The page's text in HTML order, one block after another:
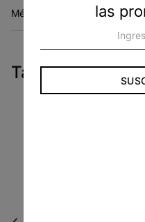
Métodos de envío
Tambien te
las